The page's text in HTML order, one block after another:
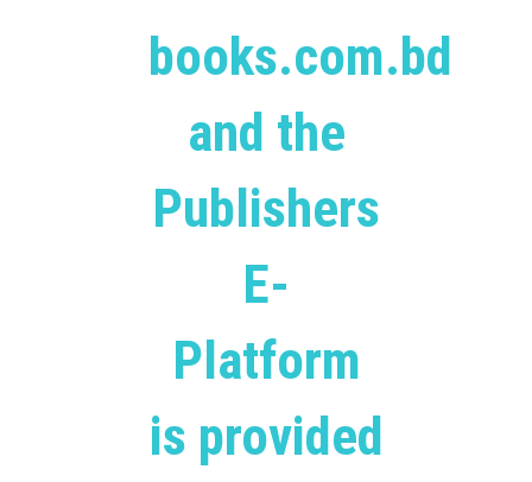
books.com.bd
and the
Publishers
E-
Platform
is provided